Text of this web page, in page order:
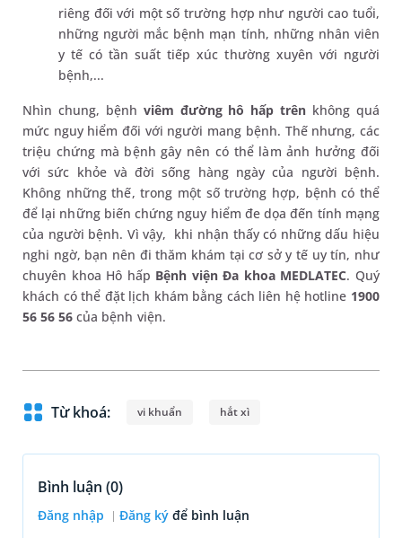
riêng đối với một số trường hợp như người cao tuổi,
những người mắc bệnh mạn tính, những nhân viên
y tế có tần suất tiếp xúc thường xuyên với người
bệnh,...
Nhìn chung, bệnh viêm đường hô hấp trên không quá
mức nguy hiểm đối với người mang bệnh. Thế nhưng, các
triệu chứng mà bệnh gây nên có thể làm ảnh hưởng đối
với sức khỏe và đời sống hàng ngày của người bệnh.
Không những thế, trong một số trường hợp, bệnh có thể
để lại những biến chứng nguy hiểm đe dọa đến tính mạng
của người bệnh. Vì vậy, khi nhận thấy có những dấu hiệu
nghi ngờ, bạn nên đi thăm khám tại cơ sở y tế uy tín, như
chuyên khoa Hô hấp Bệnh viện Đa khoa MEDLATEC. Quý
khách có thể đặt lịch khám bằng cách liên hệ hotline 1900
56 56 56 của bệnh viện.
Từ khoá: vi khuẩn hắt xì
Bình luận (0)
Đăng nhập Đăng ký để bình luận